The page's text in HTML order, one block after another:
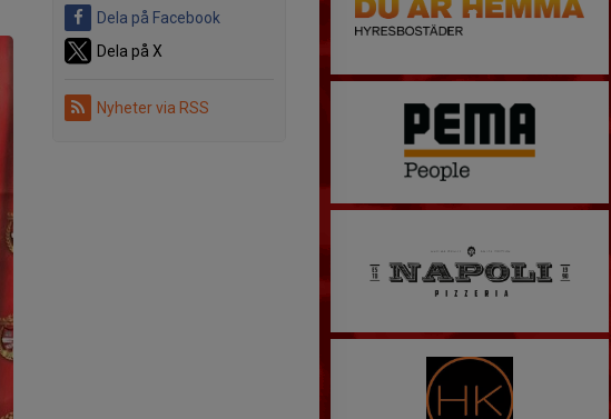
Dela på Facebook
Dela på X
Nyheter via RSS